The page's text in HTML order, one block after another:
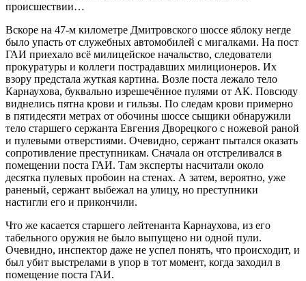
происшествии…
Вскоре на 47-м километре Дмитровского шоссе яблоку негде
было упасть от служебных автомобилей с мигалками. На пост
ГАИ приехало всё милицейское начальство, следователи
прокуратуры и коллеги пострадавших милиционеров. Их
взору предстала жуткая картина. Возле поста лежало тело
Карнаухова, буквально изрешечённое пулями от АК. Повсюду
виднелись пятна крови и гильзы. По следам крови примерно
в пятидесяти метрах от обочины шоссе сыщики обнаружили
тело старшего сержанта Евгения Дворецкого с ножевой раной
и пулевыми отверстиями. Очевидно, сержант пытался оказать
сопротивление преступникам. Сначала он отстреливался в
помещении поста ГАИ. Там эксперты насчитали около
десятка пулевых пробоин на стенах. А затем, вероятно, уже
раненый, сержант выбежал на улицу, но преступники
настигли его и прикончили.
Что же касается старшего лейтенанта Карнаухова, из его
табельного оружия не было выпущено ни одной пули.
Очевидно, инспектор даже не успел понять, что происходит, и
был убит выстрелами в упор в тот момент, когда заходил в
помещение поста ГАИ.